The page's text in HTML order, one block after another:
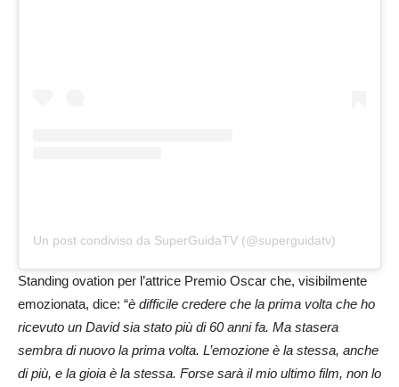
Un post condiviso da SuperGuidaTV (@superguidatv)
Standing ovation per l’attrice Premio Oscar che, visibilmente
emozionata, dice: “è difficile credere che la prima volta che ho
ricevuto un David sia stato più di 60 anni fa. Ma stasera
sembra di nuovo la prima volta. L’emozione è la stessa, anche
di più, e la gioia è la stessa. Forse sarà il mio ultimo film, non lo